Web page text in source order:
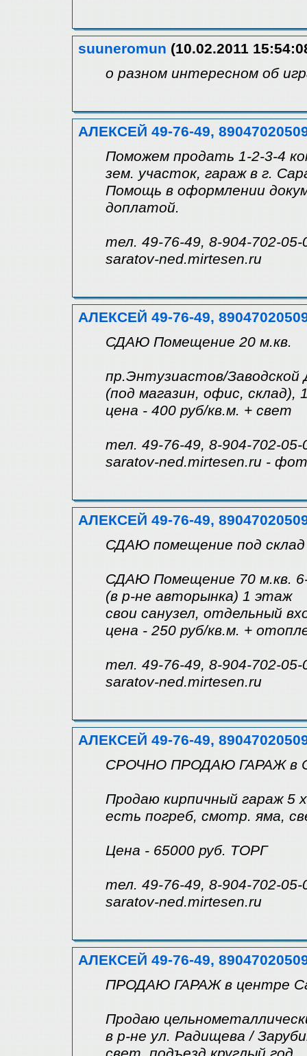
suuneromun (10.02.2011
о разном интересном об
АЛЕКСЕЙ 49-76-49,
Поможем продать 1-2-3-4
зем. участок, гараж в г.
Помощь в оформлении
доплатой.
тел. 49-76-49, 8-904-702-05-
saratov-ned.mirtesen.ru
АЛЕКСЕЙ 49-76-49,
СДАЮ Помещение 20 м.кв.
пр.Энтузиастов/
(под магазин, офис,
цена - 400 руб/кв.м. + свет
тел. 49-76-49, 8-904-702-05-
saratov-ned.mirtesen.ru -
АЛЕКСЕЙ 49-76-49,
СДАЮ помещение под
СДАЮ Помещение 70 м.кв. 6-
(в р-не авторынка) 1 этаж
свои санузел, отдельный
цена - 250 руб/кв.м. +
тел. 49-76-49, 8-904-702-05-
saratov-ned.mirtesen.ru
АЛЕКСЕЙ 49-76-49,
СРОЧНО ПРОДАЮ ГАРАЖ в
Продаю кирпичный гараж 5
есть погреб, смотр. яма,
Цена - 65000 руб. ТОРГ
тел. 49-76-49, 8-904-702-05-
saratov-ned.mirtesen.ru
АЛЕКСЕЙ 49-76-49,
ПРОДАЮ ГАРАЖ в центре
Продаю
в р-не ул. Радищева /